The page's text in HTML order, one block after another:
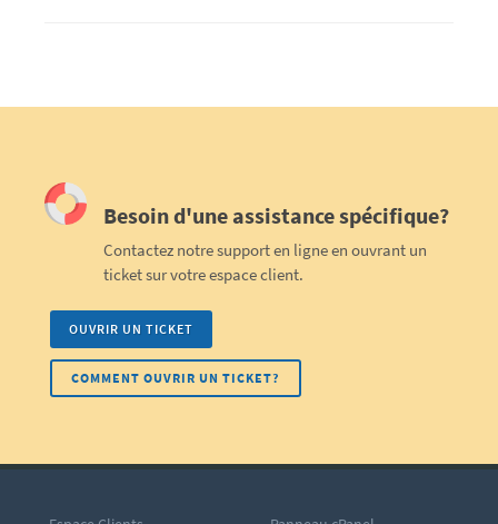
Besoin d'une assistance spécifique?
Contactez notre support en ligne en ouvrant un
ticket sur votre espace client.
OUVRIR UN TICKET
COMMENT OUVRIR UN TICKET?